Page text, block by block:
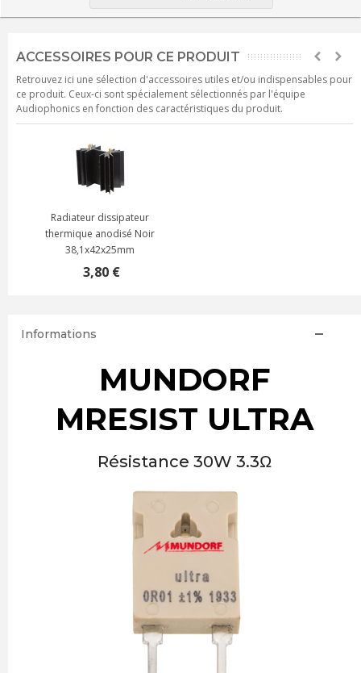
ACCESSOIRES POUR CE PRODUIT
Retrouvez ici une sélection d'accessoires utiles et/ou indispensables pour
ce produit. Ceux-ci sont spécialement sélectionnés par l'équipe
Audiophonics en fonction des caractéristiques du produit.
Radiateur dissipateur
thermique anodisé Noir
38,1x42x25mm
3,80 €
Informations
MUNDORF
MRESIST ULTRA
Résistance 30W 3.3Ω